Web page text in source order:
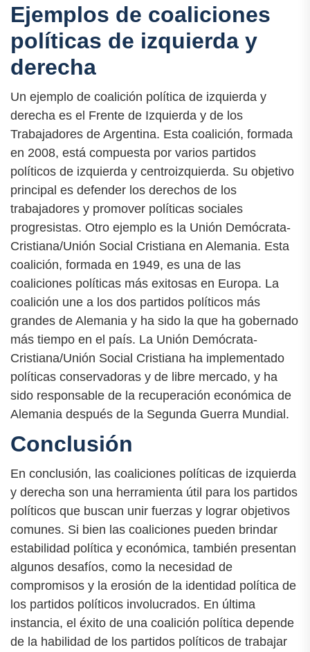
Ejemplos de coaliciones
políticas de izquierda y
derecha
Un ejemplo de coalición política de izquierda y
derecha es el Frente de Izquierda y de los
Trabajadores de Argentina. Esta coalición, formada
en 2008, está compuesta por varios partidos
políticos de izquierda y centroizquierda. Su objetivo
principal es defender los derechos de los
trabajadores y promover políticas sociales
progresistas. Otro ejemplo es la Unión Demócrata-
Cristiana/Unión Social Cristiana en Alemania. Esta
coalición, formada en 1949, es una de las
coaliciones políticas más exitosas en Europa. La
coalición une a los dos partidos políticos más
grandes de Alemania y ha sido la que ha gobernado
más tiempo en el país. La Unión Demócrata-
Cristiana/Unión Social Cristiana ha implementado
políticas conservadoras y de libre mercado, y ha
sido responsable de la recuperación económica de
Alemania después de la Segunda Guerra Mundial.
Conclusión
En conclusión, las coaliciones políticas de izquierda
y derecha son una herramienta útil para los partidos
políticos que buscan unir fuerzas y lograr objetivos
comunes. Si bien las coaliciones pueden brindar
estabilidad política y económica, también presentan
algunos desafíos, como la necesidad de
compromisos y la erosión de la identidad política de
los partidos políticos involucrados. En última
instancia, el éxito de una coalición política depende
de la habilidad de los partidos políticos de trabajar